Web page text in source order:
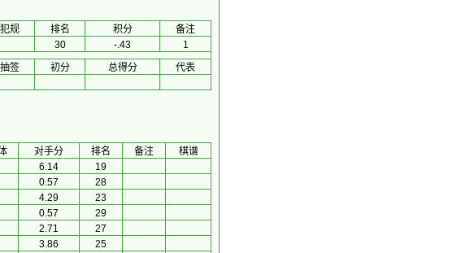
犯规 排名 积分
备注
30 -.43
1
抽签 初分 总得分
代表
对手分 排名 备注
棋谱
6.14
19
0.57
28
4.29
23
0.57
29
2.71
27
3.86
25